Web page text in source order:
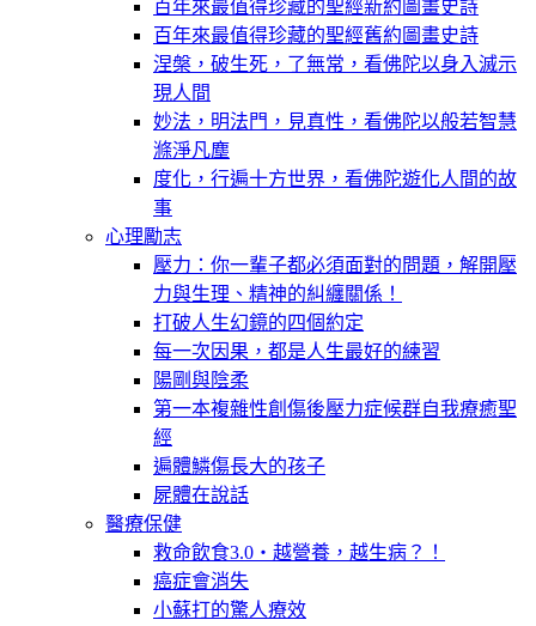
百年來最值得珍藏的聖經新約圖畫史詩
百年來最值得珍藏的聖經舊約圖畫史詩
涅槃，破生死，了無常，看佛陀以身入滅示
現人間
妙法，明法門，見真性，看佛陀以般若智慧
滌淨凡塵
度化，行遍十方世界，看佛陀遊化人間的故
事
心理勵志
壓力：你一輩子都必須面對的問題，解開壓
力與生理、精神的糾纏關係！
打破人生幻鏡的四個約定
每一次因果，都是人生最好的練習
陽剛與陰柔
第一本複雜性創傷後壓力症候群自我療癒聖
經
遍體鱗傷長大的孩子
屍體在說話
醫療保健
救命飲食3.0‧越營養，越生病？！
癌症會消失
小蘇打的驚人療效